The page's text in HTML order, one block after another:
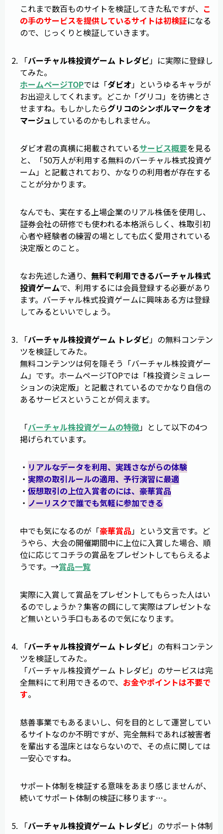
これまで数百ものサイトを検証してきた私ですが、 こ
の手のサービスを提供しているサイトは初検証になる
ので、じっくりと検証していきます。
「バーチャル株投資ゲーム トレダビ 」に実際に登録し
てみた。
ホームページTOPでは「ダビオ 」というゆるキャラが
お出迎えしてくれます。どこか「グリコ」を彷彿とさ
せますね。もしかしたらグリコのシンボルマークをオ
マージュ しているのかもしれません。
ダビオ君の真横に掲載されているサービス概要を見る
と、「50万人が利用する無料のバーチャル株式投資ゲ
ーム」と記載されており、かなりの利用者が存在する
ことが分かります。
なんでも、実在する上場企業のリアル株価を使用し、
証券会社の研修でも使われる本格派らしく、株取引初
心者や経験者の練習の場としても広く愛用されている
決定版とのこと。
なお先述した通り、 無料で利用できるバーチャル株式
投資ゲームで、利用するには会員登録する必要があり
ます。バーチャル株式投資ゲームに興味ある方は登録
してみるといいでしょう。
「バーチャル株投資ゲーム トレダビ 」の無料コンテン
ツを検証してみた。
無料コンテンツは何を隠そう「バーチャル株投資ゲー
ム」です。ホームページTOPでは「株投資シミュレー
ションの決定版」と記載されているのでかなり自信の
あるサービスということが伺えます。
「バーチャル株投資ゲームの特徴」として以下の4つ
掲げられています。
・ リアルなデータを利用、実践さながらの体験
・ 実際の取引ルールの適用、予行演習に最適
・ 仮想取引の上位入賞者のには、豪華賞品
・ ノーリスクで誰でも気軽に参加できる
中でも気になるのが「豪華賞品 」という文言です。ど
うやら、大会の開催期間中に上位に入賞した場合、順
位に応じてコチラの賞品をプレゼントしてもらえるよ
うです。→賞品一覧
実際に入賞して賞品をプレゼントしてもらった人はい
るのでしょうか？集客の餌にして実際はプレゼントな
ど無いという手口もあるので気になります。
「バーチャル株投資ゲーム トレダビ 」の有料コンテン
ツを検証してみた。
「バーチャル株投資ゲーム トレダビ」のサービスは完
全無料にて利用できるので、 お金やポイントは不要で
す。
慈善事業でもあるまいし、何を目的として運営してい
るサイトなのか不明ですが、完全無料であれば被害者
を輩出する温床とはならないので、その点に関しては
一安心ですね。
サポート体制を検証する意味をあまり感じませんが、
続いてサポート体制の検証に移ります…。
「バーチャル株投資ゲーム トレダビ 」のサポート体制